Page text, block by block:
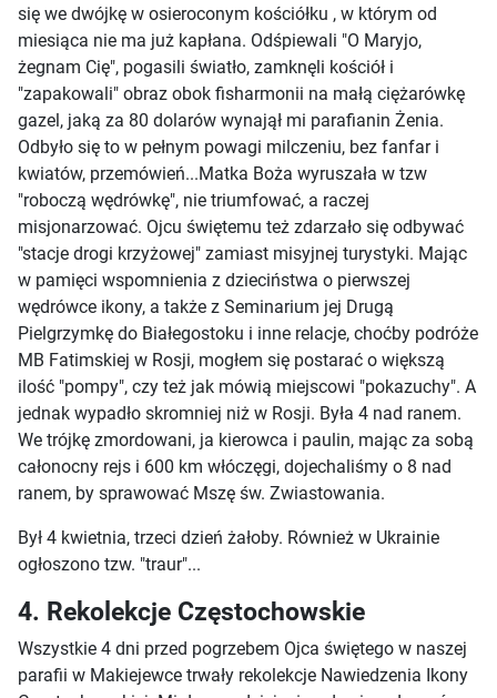
się we dwójkę w osieroconym kościółku , w którym od
miesiąca nie ma już kapłana. Odśpiewali "O Maryjo,
żegnam Cię", pogasili światło, zamknęli kościół i
"zapakowali" obraz obok fisharmonii na małą ciężarówkę
gazel, jaką za 80 dolarów wynajął mi parafianin Żenia.
Odbyło się to w pełnym powagi milczeniu, bez fanfar i
kwiatów, przemówień...Matka Boża wyruszała w tzw
"roboczą wędrówkę", nie triumfować, a raczej
misjonarzować. Ojcu świętemu też zdarzało się odbywać
"stacje drogi krzyżowej" zamiast misyjnej turystyki. Mając
w pamięci wspomnienia z dzieciństwa o pierwszej
wędrówce ikony, a także z Seminarium jej Drugą
Pielgrzymkę do Białegostoku i inne relacje, choćby podróże
MB Fatimskiej w Rosji, mogłem się postarać o większą
ilość "pompy", czy też jak mówią miejscowi "pokazuchy". A
jednak wypadło skromniej niż w Rosji. Była 4 nad ranem.
We trójkę zmordowani, ja kierowca i paulin, mając za sobą
całonocny rejs i 600 km włóczęgi, dojechaliśmy o 8 nad
ranem, by sprawować Mszę św. Zwiastowania.
Był 4 kwietnia, trzeci dzień żałoby. Również w Ukrainie
ogłoszono tzw. "traur"...
4. Rekolekcje Częstochowskie
Wszystkie 4 dni przed pogrzebem Ojca świętego w naszej
parafii w Makiejewce trwały rekolekcje Nawiedzenia Ikony